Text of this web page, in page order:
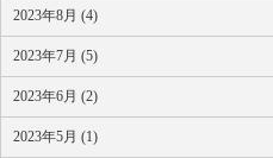
2023年8月 (4)
2023年7月 (5)
2023年6月 (2)
2023年5月 (1)